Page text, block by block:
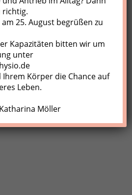
richtig.
25. August begrüßen zu
Kapazitäten bitten wir um
unter
Ihrem Körper die Chance auf
Leben.
Möller